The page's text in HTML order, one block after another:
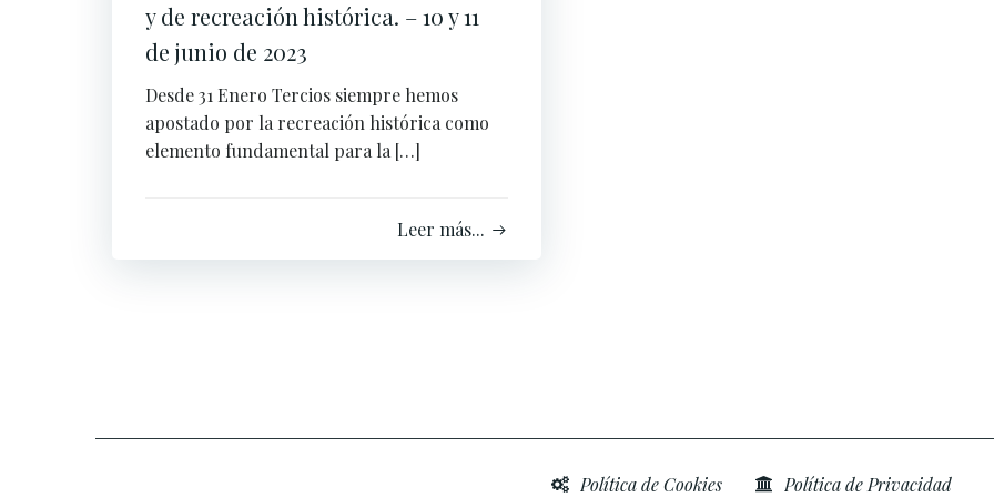
y de recreación histórica. – 10 y 11
de junio de 2023
Desde 31 Enero Tercios siempre hemos
apostado por la recreación histórica como
elemento fundamental para la […]
Leer más...
Política de Cookies Política de Privacidad